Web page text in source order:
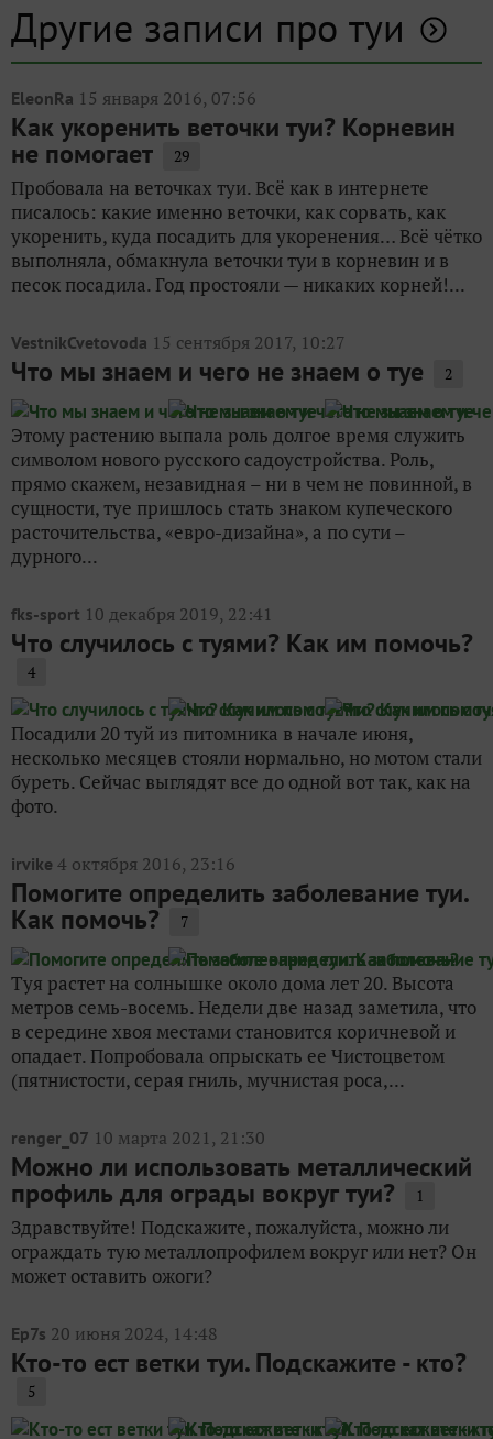
Другие записи про туи
EleonRa 15 января 2016, 07:56
Как укоренить веточки туи? Корневин
не помогает 29
Пробовала на веточках туи. Всё как в интернете
писалось: какие именно веточки, как сорвать, как
укоренить, куда посадить для укоренения… Всё чётко
выполняла, обмакнула веточки туи в корневин и в
песок посадила. Год простояли — никаких корней!...
VestnikCvetovoda 15 сентября 2017, 10:27
Что мы знаем и чего не знаем о туе 2
Этому растению выпала роль долгое время служить
символом нового русского садоустройства. Роль,
прямо скажем, незавидная – ни в чем не повинной, в
сущности, туе пришлось стать знаком купеческого
расточительства, «евро-дизайна», а по сути –
дурного...
fks-sport 10 декабря 2019, 22:41
Что случилось с туями? Как им помочь?
4
Посадили 20 туй из питомника в начале июня,
несколько месяцев стояли нормально, но мотом стали
буреть. Сейчас выглядят все до одной вот так, как на
фото.
irvike 4 октября 2016, 23:16
Помогите определить заболевание туи.
Как помочь? 7
Туя растет на солнышке около дома лет 20. Высота
метров семь-восемь. Недели две назад заметила, что
в середине хвоя местами становится коричневой и
опадает. Попробовала опрыскать ее Чистоцветом
(пятнистости, серая гниль, мучнистая роса,...
renger_07 10 марта 2021, 21:30
Можно ли использовать металлический
профиль для ограды вокруг туи? 1
Здравствуйте! Подскажите, пожалуйста, можно ли
ограждать тую металлопрофилем вокруг или нет? Он
может оставить ожоги?
Ep7s 20 июня 2024, 14:48
Кто-то ест ветки туи. Подскажите - кто?
5